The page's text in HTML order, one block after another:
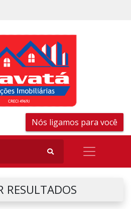
Nós ligamos para você
RESULTADOS